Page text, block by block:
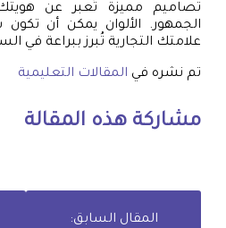
تصاميم مميزة تُعبر عن هويتك
الجمهور. الألوان يمكن أن
علامتك التجارية تُبرز ببراعة في
تم نشره في المقالات التعليمية
مشاركة هذه المقالة
المقال السابق: